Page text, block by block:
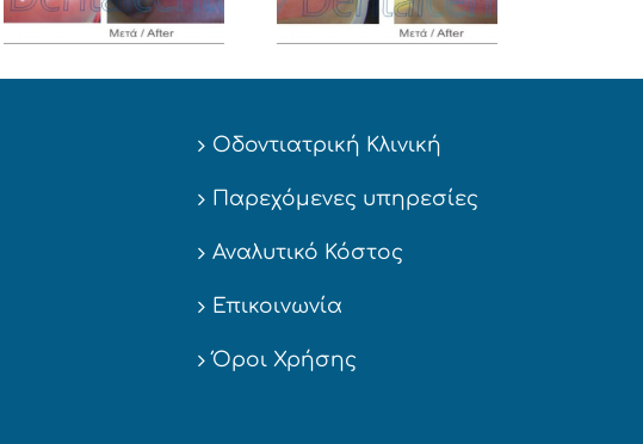
Περιστατικό 6
Οδοντιατρική Κλινική
Παρεχόμενες υπηρεσίες
Αναλυτικό Κόστος
Επικοινωνία
Όροι Χρήσης